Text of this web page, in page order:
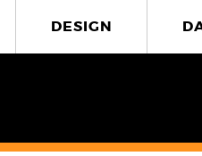
DESIGN